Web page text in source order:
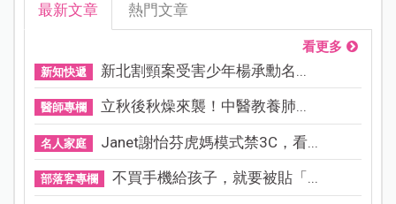
最新文章 熱門文章
看更多
新知快遞 新北割頸案受害少年楊承勳名...
醫師專欄 立秋後秋燥來襲！中醫教養肺...
名人家庭 Janet謝怡芬虎媽模式禁3C，看...
部落客專欄 不買手機給孩子，就要被貼「...